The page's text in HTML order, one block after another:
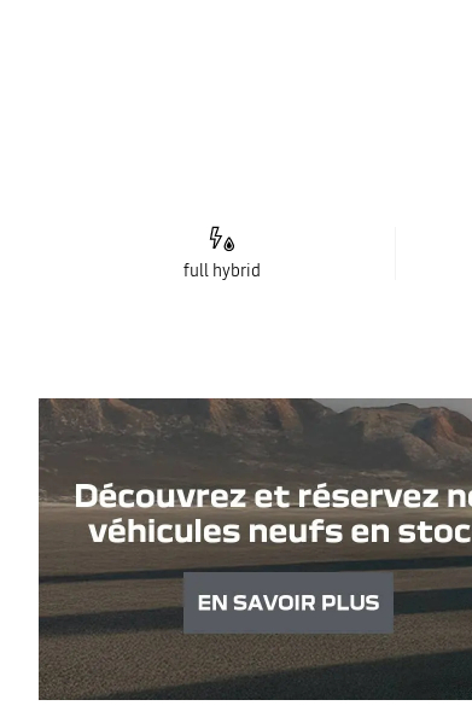
full hybrid